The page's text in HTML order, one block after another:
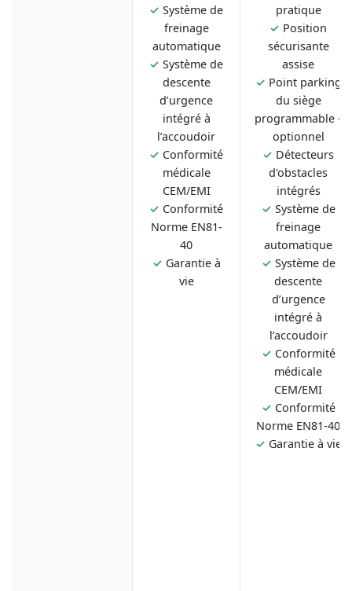
✓ Système de
freinage
automatique
✓ Système de
descente
d’urgence
intégré à
l’accoudoir
✓ Conformité
médicale
CEM/EMI
✓ Conformité
Norme EN81-
40
✓ Garantie à
vie
pratique
✓ Position
sécurisante
assise
✓ Point parking
du siège
programmable -
optionnel
✓ Détecteurs
d'obstacles
intégrés
✓ Système de
freinage
automatique
✓ Système de
descente
d’urgence
intégré à
l’accoudoir
✓ Conformité
médicale
CEM/EMI
✓ Conformité
Norme EN81-40
✓ Garantie à vie